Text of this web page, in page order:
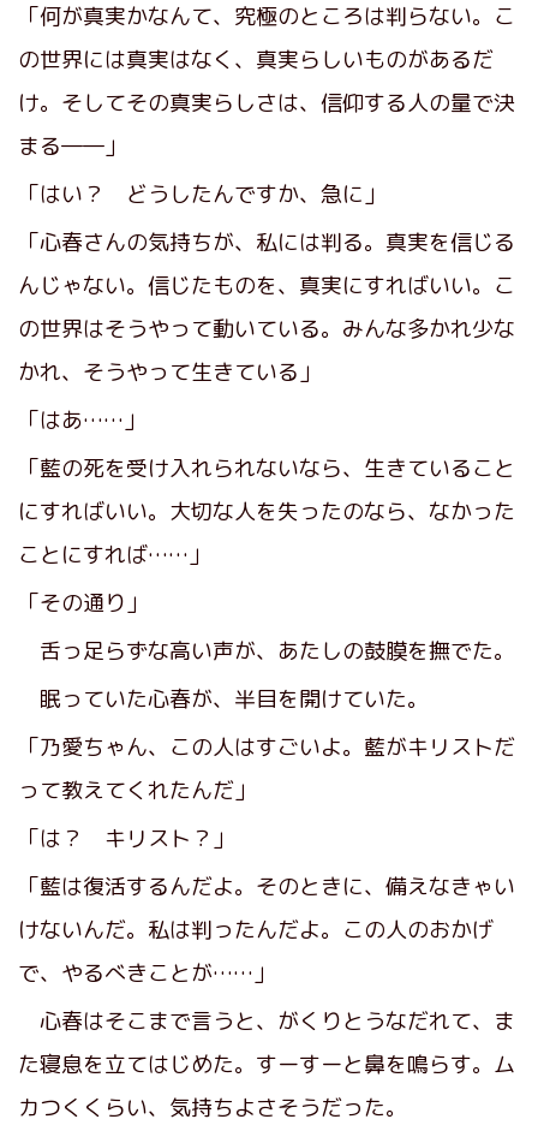
「何が真実かなんて、究極のところは判らない。こ
の世界には真実はなく、真実らしいものがあるだ
け。そしてその真実らしさは、信仰する人の量で決
まる――」
「はい？ どうしたんですか、急に」
「心春さんの気持ちが、私には判る。真実を信じる
んじゃない。信じたものを、真実にすればいい。こ
の世界はそうやって動いている。みんな多かれ少な
かれ、そうやって生きている」
「はあ……」
「藍の死を受け入れられないなら、生きていること
にすればいい。大切な人を失ったのなら、なかった
ことにすれば……」
「その通り」
舌っ足らずな高い声が、あたしの鼓膜を撫でた。
眠っていた心春が、半目を開けていた。
「乃愛ちゃん、この人はすごいよ。藍がキリストだ
って教えてくれたんだ」
「は？ キリスト？」
「藍は復活するんだよ。そのときに、備えなきゃい
けないんだ。私は判ったんだよ。この人のおかげ
で、やるべきことが……」
心春はそこまで言うと、がくりとうなだれて、ま
た寝息を立てはじめた。すーすーと鼻を鳴らす。ム
カつくくらい、気持ちよさそうだった。